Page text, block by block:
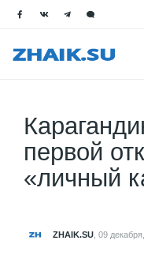
первой
«личный
ZHAIK.SU 09